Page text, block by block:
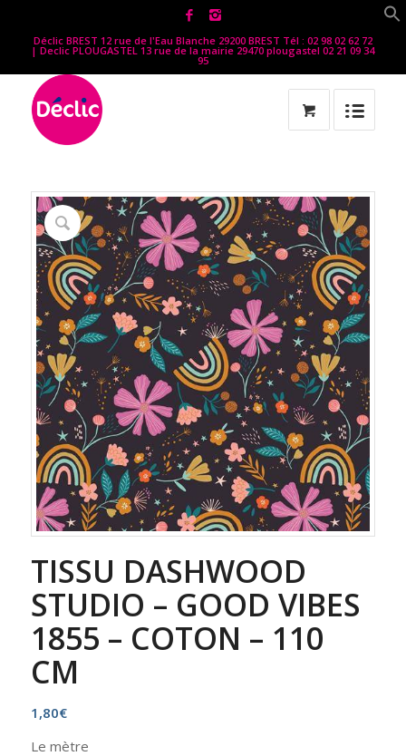
Déclic BREST 12 rue de l'Eau Blanche 29200 BREST Tél : 02 98 02 62 72
| Declic PLOUGASTEL 13 rue de la mairie 29470 plougastel 02 21 09 34
95
TISSU DASHWOOD
STUDIO – GOOD VIBES
1855 – COTON – 110
CM
1,80€
Le mètre